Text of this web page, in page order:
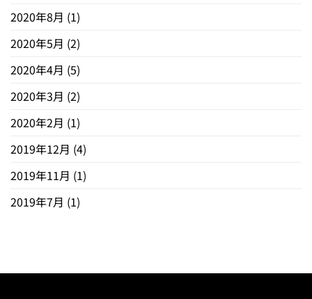
2020年8月 (1)
2020年5月 (2)
2020年4月 (5)
2020年3月 (2)
2020年2月 (1)
2019年12月 (4)
2019年11月 (1)
2019年7月 (1)